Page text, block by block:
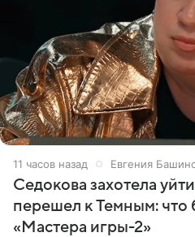
11 часов назад Евгения
Седокова захотела
перешел к Темным: что
«Мастера игры-2»